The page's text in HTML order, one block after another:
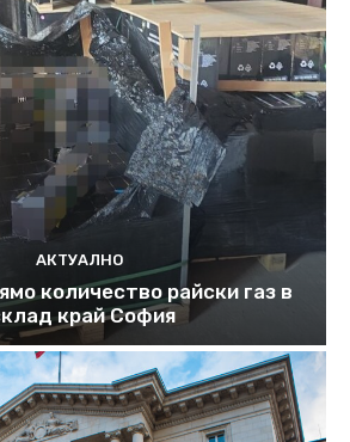
АКТУАЛНО
количество райски газ в
край София